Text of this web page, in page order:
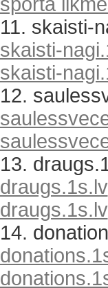
11. skaisti-
skaisti-
skaisti-
12.
13.
draugs.1s.lv
draugs.1s.lv
14.